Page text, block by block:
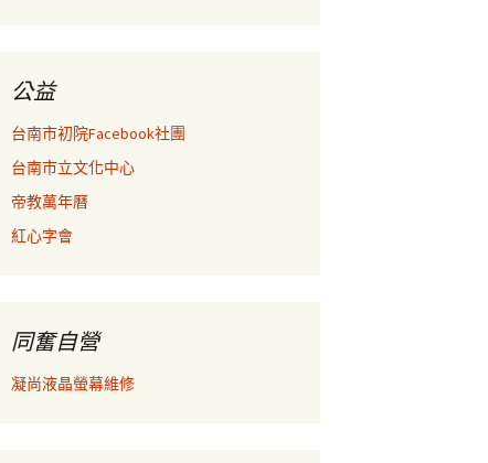
公益
台南市初院Facebook社團
台南市立文化中心
帝教萬年曆
紅心字會
同奮自營
凝尚液晶螢幕維修